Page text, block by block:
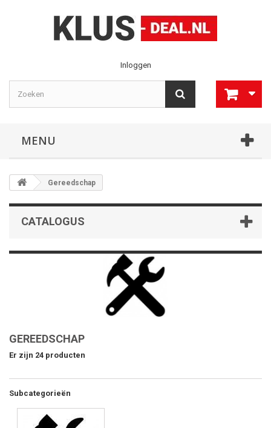
Inloggen
MENU
Gereedschap
CATALOGUS
GEREEDSCHAP
Er zijn 24 producten
Subcategorieën